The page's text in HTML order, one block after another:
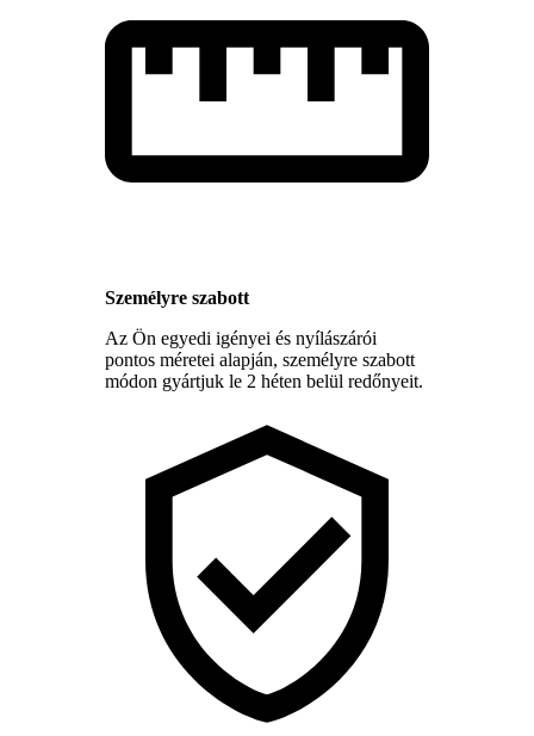
Személyre szabott
Az Ön egyedi igényei és nyílászárói
pontos méretei alapján, személyre szabott
módon gyártjuk le 2 héten belül redőnyeit.